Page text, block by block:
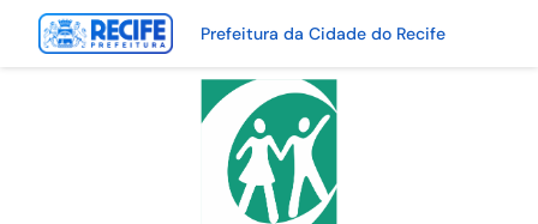
Prefeitura da Cidade do Recife